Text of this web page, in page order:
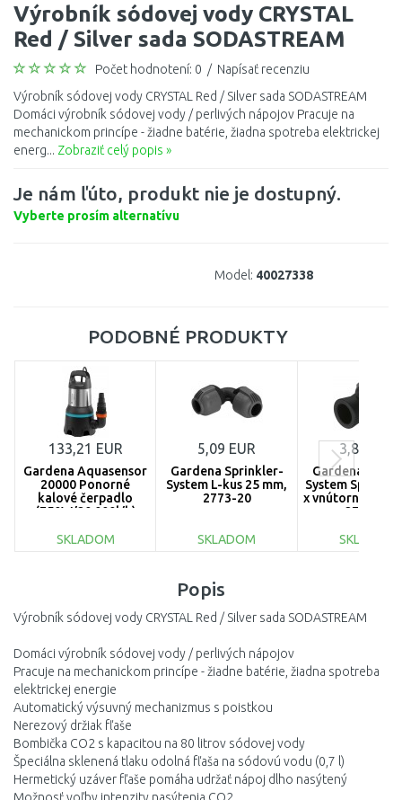
Výrobník sódovej vody CRYSTAL
Red / Silver sada SODASTREAM
Počet hodnotení: 0 / Napísať recenziu
Výrobník sódovej vody CRYSTAL Red / Silver sada SODASTREAM
Domáci výrobník sódovej vody / perlivých nápojov Pracuje na
mechanickom princípe - žiadne batérie, žiadna spotreba elektrickej
energ... Zobraziť celý popis »
Je nám ľúto, produkt nie je dostupný.
Vyberte prosím alternatívu
Model: 40027338
PODOBNÉ PRODUKTY
133,21 EUR
Gardena Aquasensor
20000 Ponorné
kalové čerpadlo
(750W/20 000l/h)
SKLADOM
5,09 EUR
Gardena Sprinkler-
System L-kus 25 mm,
2773-20
SKLADOM
Porovnať
3,89 EUR
Gardena
System Spojka
x vnútorný závit
2761-20
SKLADOM
Popis
Výrobník sódovej vody CRYSTAL Red / Silver sada SODASTREAM
Domáci výrobník sódovej vody / perlivých nápojov
Pracuje na mechanickom princípe - žiadne batérie, žiadna spotreba
elektrickej energie
Automatický výsuvný mechanizmus s poistkou
Nerezový držiak fľaše
Bombička CO2 s kapacitou na 80 litrov sódovej vody
Špeciálna sklenená tlaku odolná fľaša na sódovú vodu (0,7 l)
Hermetický uzáver fľaše pomáha udržať nápoj dlho nasýtený